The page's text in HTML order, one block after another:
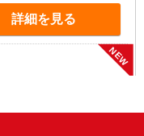
手当：20,000円（10時
する場合には超過勤務
勤手当：10,000円/1回
修 ・初任者研修 ・実務
ど
詳細を見る
NEW
員。未経験でも力に
〜400,000円 ・基本